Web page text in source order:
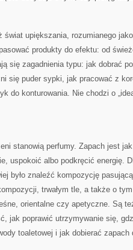
świat upiększania, rozumianego
produkty do efektu: od
się zagadnienia typu: jak dobrać
się puder sypki, jak pracować z
do konturowania. Nie chodzi o
stanowią perfumy. Zapach jest
uspokoić albo podkręcić energię.
było znaleźć kompozycję
trwałym tle, a także o
orientalne czy apetyczne. Są
jak poprawić utrzymywanie się,
toaletowej i jak dobierać zapach